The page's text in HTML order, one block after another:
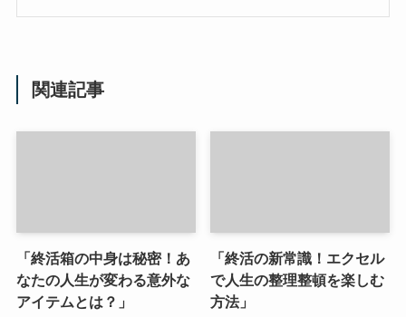
関連記事
「終活箱の中身は秘密！あ
なたの人生が変わる意外な
アイテムとは？」
「終活の新常識！エクセル
で人生の整理整頓を楽しむ
方法」